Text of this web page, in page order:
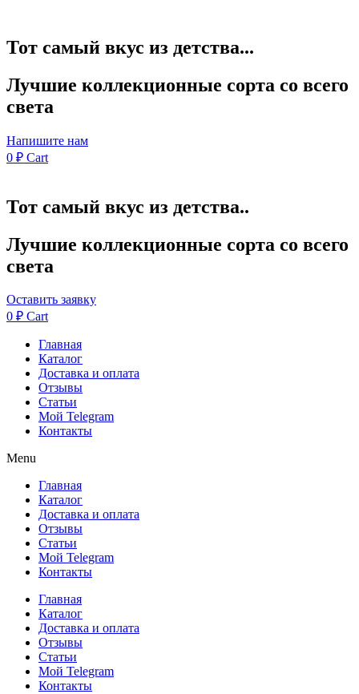
Тот самый вкус из детства...
Лучшие коллекционные сорта со всего
света
Напишите нам
0 ₽ Cart
Тот самый вкус из детства..
Лучшие коллекционные сорта со всего
света
Оставить заявку
0 ₽ Cart
Главная
Каталог
Доставка и оплата
Отзывы
Статьи
Мой Telegram
Контакты
Menu
Главная
Каталог
Доставка и оплата
Отзывы
Статьи
Мой Telegram
Контакты
Главная
Каталог
Доставка и оплата
Отзывы
Статьи
Мой Telegram
Контакты